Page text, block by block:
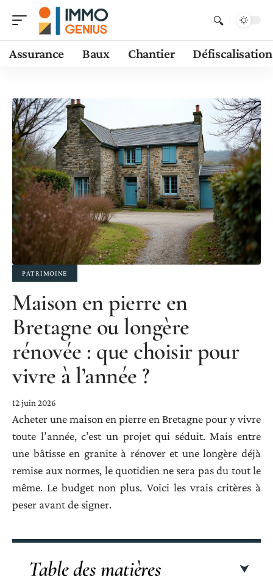
Assurance Baux Chantier Défiscalisation
PATRIMOINE
Maison en pierre en
Bretagne ou longère
rénovée : que choisir pour
vivre à l’année ?
12 juin 2026
Acheter une maison en pierre en Bretagne pour y vivre
toute l’année, c’est un projet qui séduit. Mais entre
une bâtisse en granite à rénover et une longère déjà
remise aux normes, le quotidien ne sera pas du tout le
même. Le budget non plus. Voici les vrais critères à
peser avant de signer.
Table des matières